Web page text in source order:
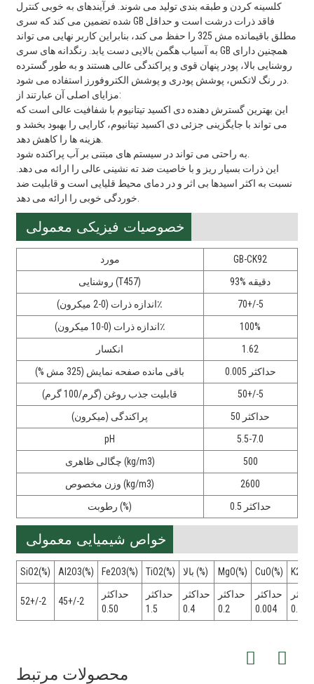
کلسینه کردن و طبقه بندی تولید می شوند. فرآیندهای به خوبی کنترل
شده تضمین می کند که سری GB فاقد ذرات درشت است و حداقل
مطلق باقیمانده مش 325 را حفظ می کند، بنابراین کاربر نهایی می تواند
به آسیاب هگمن بالایی دست یابد. رنگدانه های سری GB همچنین دارای
روشنایی بالا، پودر پنهان قوی و پراکندگی عالی هستند و به طور گسترده
در رنگ لاتکس، پوشش پودری و پوشش الکتروفورز استفاده می شود.
مزایای اصلی آن عبارتند از:
این بهترین گسترش دهنده دی اکسید تیتانیوم با شفافیت عالی است که
می تواند با جایگزینی جزئی دی اکسید تیتانیوم، کارایی را بهبود بخشد و
هزینه ها را کاهش دهد.
این ذرات بسیار ریز و با خاصیت ضد ته نشینی عالی را ارائه می دهد.
نسبت به اکثر اسیدها بی اثر و در دمای محیط قلیایی است و قابلیت ضد
خصوصیات فیزیکی معمولی
مورد
GB-CK92
روشنایی (T457)
93% دقیقه
اندازه ذرات (0-2 میکرون)٪
70+/-5
اندازه ذرات (0-10 میکرون)٪
100%
انکسار
1.62
باقی مانده صفحه نمایش (325 مش %)
حداکثر 0.005
قابلیت جذب روغن (گرم/100 گرم)
50+/-5
پراکندگی (میکرون)
حداکثر 50
pH
5.5-7.0
چگالی ظاهری (kg/m3)
500
وزن مخصوص (kg/m3)
2600
رطوبت (%)
حداکثر 0.5
خواص شیمیایی معمولی
SiO2(%) Al2O3(%) Fe2O3(%) TiO2(%) بالا (%) MgO(%) CuO(%)
52+/-2 45+/-2
حداکثر
0.50
حداکثر
1.5
حداکثر
0.4
حداکثر
0.2
حداکثر
0.004
0.05
محصولات مرتبط